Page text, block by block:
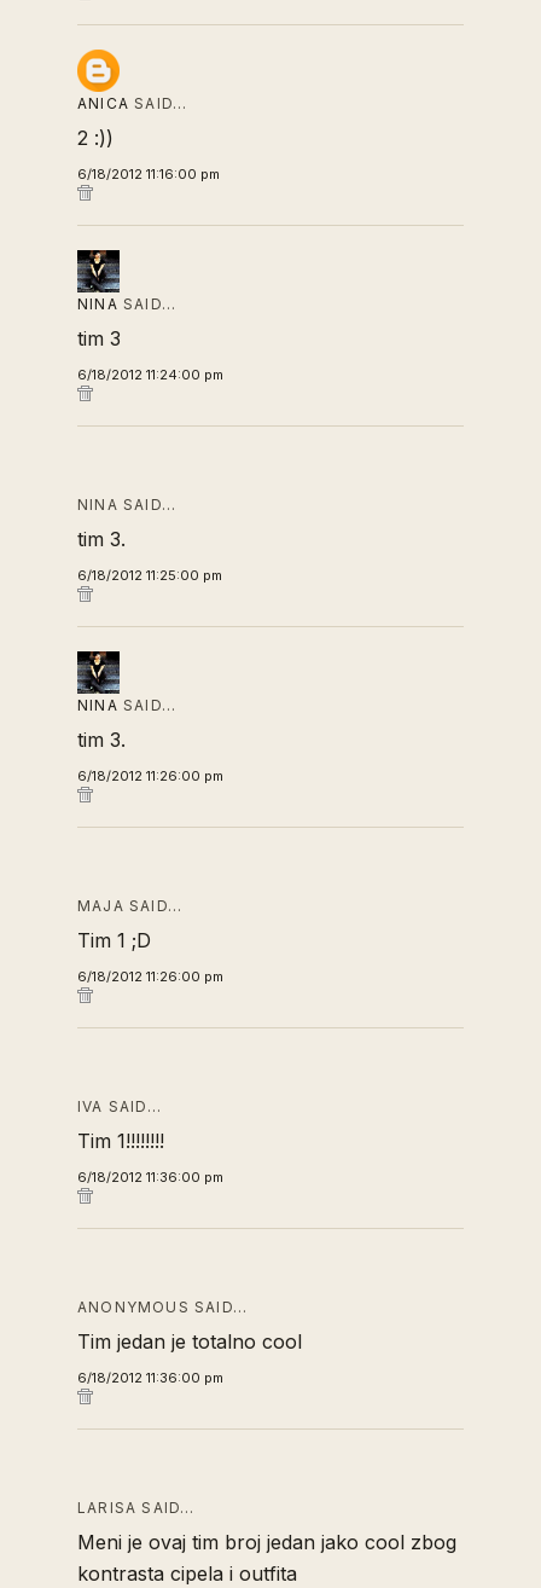
ANICA SAID…
2 :))
6/18/2012 11:16:00 pm
NINA SAID…
tim 3
6/18/2012 11:24:00 pm
NINA SAID…
tim 3.
6/18/2012 11:25:00 pm
NINA SAID…
tim 3.
6/18/2012 11:26:00 pm
MAJA SAID…
Tim 1 ;D
6/18/2012 11:26:00 pm
IVA SAID…
Tim 1!!!!!!!!
6/18/2012 11:36:00 pm
ANONYMOUS SAID…
Tim jedan je totalno cool
6/18/2012 11:36:00 pm
LARISA SAID…
Meni je ovaj tim broj jedan jako cool zbog
kontrasta cipela i outfita